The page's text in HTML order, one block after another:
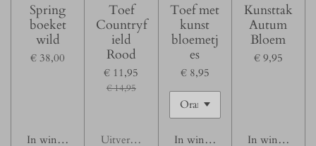
Spring
boeket
wild
€ 38,00
In winkelwagen
Toef
Countryf
ield
Rood
€ 11,95
€ 14,95
Uitverkocht
Toef met
kunst
bloemetj
es
€ 8,95
In winkelwagen
Kunsttak
Autum
Bloem
€ 9,95
In